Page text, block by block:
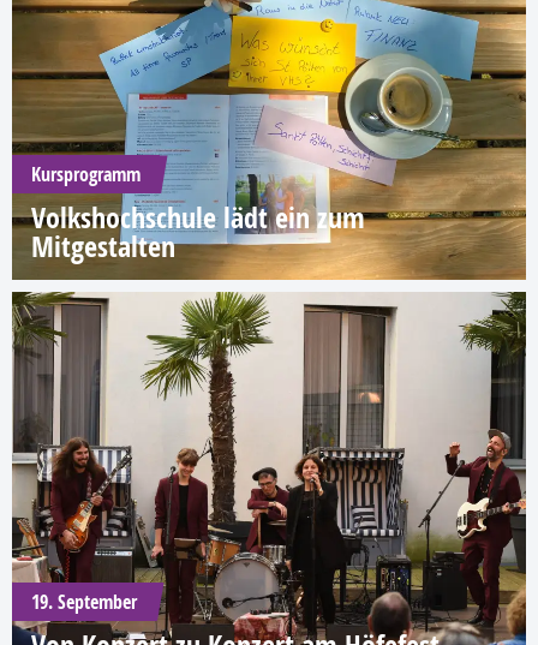
Kursprogramm
Volkshochschule lädt ein zum
Mitgestalten
19. September